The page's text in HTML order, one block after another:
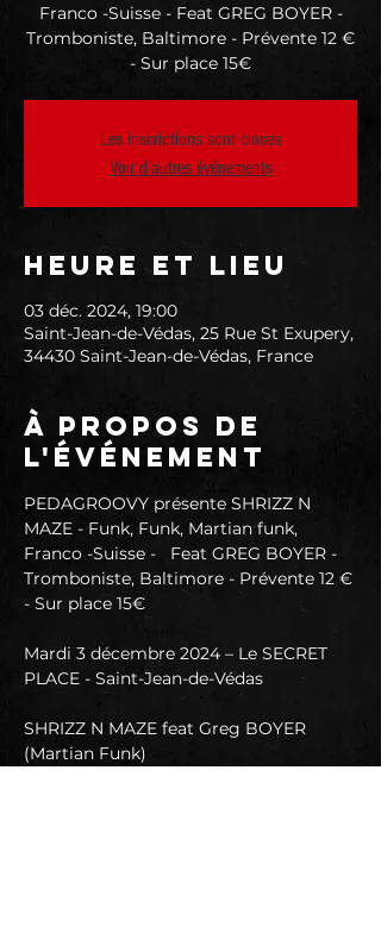
Franco -Suisse - Feat GREG BOYER -
Tromboniste, Baltimore - Prévente 12 €
- Sur place 15€
Les inscriptions sont closes
Voir d'autres événements
Heure et lieu
03 déc. 2024, 19:00
Saint-Jean-de-Védas, 25 Rue St Exupery,
34430 Saint-Jean-de-Védas, France
À propos de
l'événement
PEDAGROOVY présente SHRIZZ N
MAZE - Funk, Funk, Martian funk,
Franco -Suisse -   Feat GREG BOYER -
Tromboniste, Baltimore - Prévente 12 €
- Sur place 15€
Mardi 3 décembre 2024 – Le SECRET
PLACE - Saint-Jean-de-Védas
SHRIZZ N MAZE feat Greg BOYER
(Martian Funk)